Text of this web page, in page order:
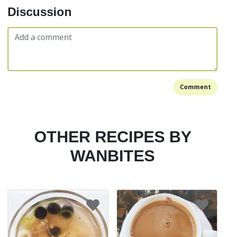
Discussion
Comment
OTHER RECIPES BY
WANBITES